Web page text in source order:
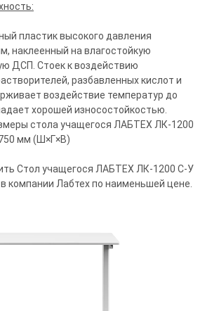
пластик высокого давления
наклеенный на влагостойкую
ДСП. Стоек к воздействию
разбавленных кислот и
воздействие температур до
хорошей износостойкостью.
стола учащегося ЛАБТЕХ ЛК-1200
мм (Ш×Г×В)
Стол учащегося ЛАБТЕХ ЛК-1200 С-У
компании Лабтех по наименьшей цене.